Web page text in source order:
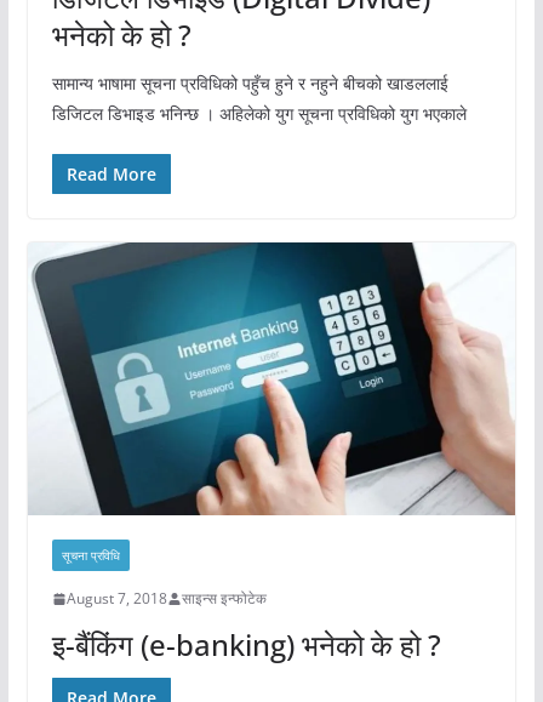
भनेको के हो ?
सामान्य भाषामा सूचना प्रविधिको पहुँच हुने र नहुने बीचको खाडललाई
डिजिटल डिभाइड भनिन्छ । अहिलेको युग सूचना प्रविधिको युग भएकाले
Read More
सूचना प्रविधि
August 7, 2018 साइन्स इन्फोटेक
इ-बैंकिंग (e-banking) भनेको के हो ?